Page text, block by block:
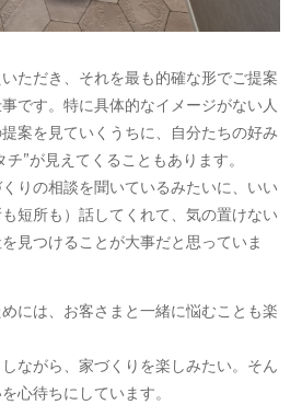
ただき、それを最も的確な形でご提案
です。特に具体的なイメージがない人
案を見ていくうちに、自分たちの好み
”が見えてくることもあります。
りの相談を聞いているみたいに、いい
短所も）話してくれて、気の置けない
見つけることが大事だと思っていま
めには、お客さまと一緒に悩むことも楽
ながら、家づくりを楽しみたい。そん
心待ちにしています。